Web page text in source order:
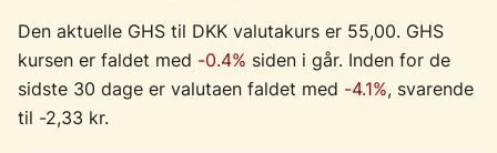
Den aktuelle GHS til DKK valutakurs er 55,00. GHS
kursen er faldet med -0.4% siden i går. Inden for de
sidste 30 dage er valutaen faldet med -4.1%, svarende
til -2,33 kr.